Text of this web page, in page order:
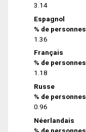
3.14
Espagnol
% de personnes
1.36
Français
% de personnes
1.18
Russe
% de personnes
0.96
Néerlandais